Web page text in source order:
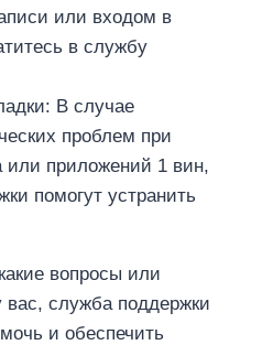
или входом в
в службу
В случае
проблем при
или приложений 1 вин,
помогут устранить
вопросы или
служба поддержки
и обеспечить